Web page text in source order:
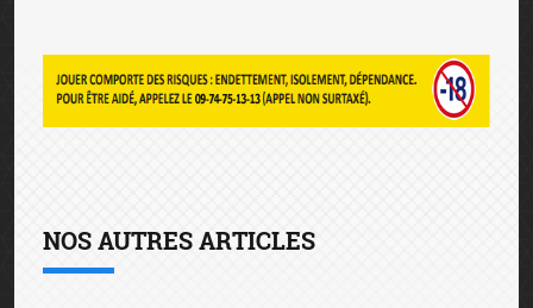
NOS AUTRES ARTICLES